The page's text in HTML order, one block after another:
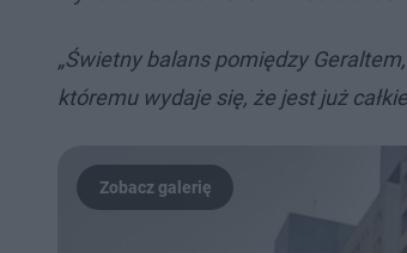
„Świetny balans pomiędzy
któremu wydaje się, że jest już